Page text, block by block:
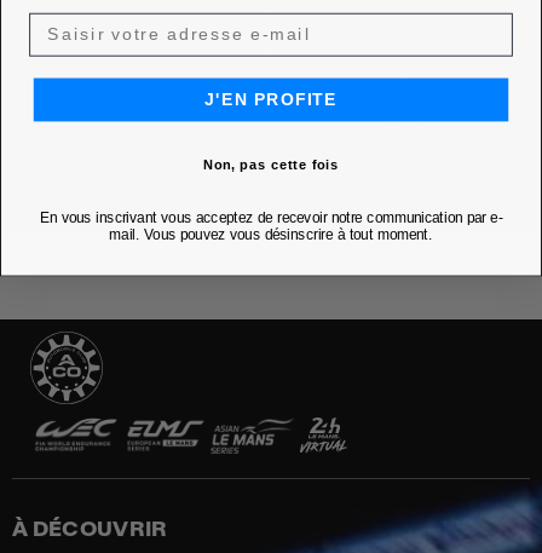
À DÉCOUVRIR
J'EN PROFITE
Non, pas cette fois
En vous inscrivant vous acceptez de recevoir notre communication par e-
mail. Vous pouvez vous désinscrire à tout moment.